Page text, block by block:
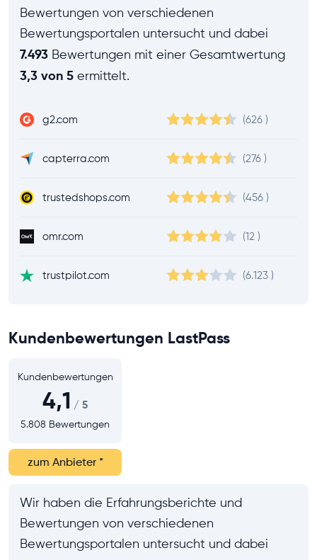
Bewertungen von verschiedenen
Bewertungsportalen untersucht und dabei
7.493 Bewertungen mit einer Gesamtwertung
3,3 von 5 ermittelt.
g2.com (626 )
capterra.com (276 )
trustedshops.com (456 )
omr.com (12 )
trustpilot.com (6.123 )
Kundenbewertungen LastPass
Kundenbewertungen
4,1 / 5
5.808 Bewertungen
zum Anbieter*
Wir haben die Erfahrungsberichte und
Bewertungen von verschiedenen
Bewertungsportalen untersucht und dabei